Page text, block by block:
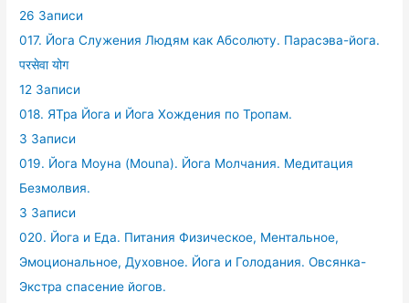
26 Записи
017. Йога Служения Людям как Абсолюту. Парасэва-йога.
परसेवा योग
12 Записи
018. ЯТра Йога и Йога Хождения по Тропам.
3 Записи
019. Йога Моуна (Mouna). Йога Молчания. Медитация
Безмолвия.
3 Записи
020. Йога и Еда. Питания Физическое, Ментальное,
Эмоциональное, Духовное. Йога и Голодания. Овсянка-
Экстра спасение йогов.